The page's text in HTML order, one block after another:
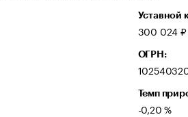
Уставной
300 024 ₽
ОГРН:
Темп
-0,20 %